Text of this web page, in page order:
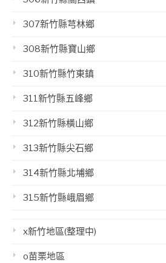
307新竹縣芎林鄉
308新竹縣寶山鄉
310新竹縣竹東鎮
311新竹縣五峰鄉
312新竹縣橫山鄉
313新竹縣尖石鄉
314新竹縣北埔鄉
315新竹縣峨眉鄉
x新竹地區(整理中)
o苗栗地區